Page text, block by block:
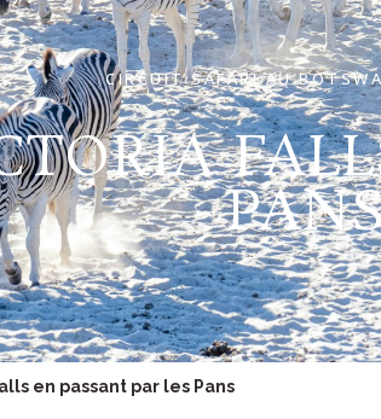
CIRCUIT SAFARI AU
en passant par les Pans